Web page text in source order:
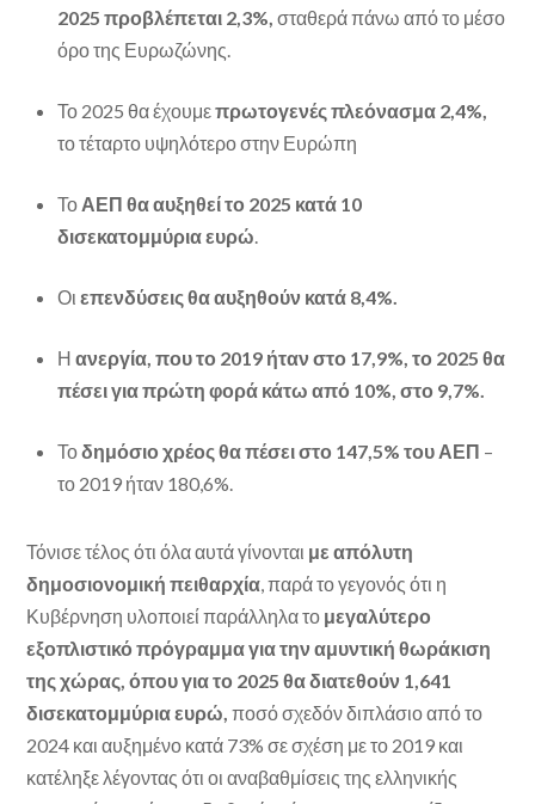
2025 προβλέπεται 2,3%, σταθερά πάνω από το μέσο
όρο της Ευρωζώνης.
Το 2025 θα έχουμεπρωτογενές πλεόνασμα 2,4%,
το τέταρτο υψηλότερο στην Ευρώπη
Το ΑΕΠ θα αυξηθεί το 2025 κατά 10
δισεκατομμύρια ευρώ.
Οι επενδύσεις θα αυξηθούν κατά 8,4%.
Η ανεργία, που το 2019 ήταν στο 17,9%, το 2025 θα
πέσει για πρώτη φορά κάτω από 10%, στο 9,7%.
Τοδημόσιο χρέος θα πέσει στο 147,5% του ΑΕΠ –
το 2019 ήταν 180,6%.
Τόνισε τέλος ότι όλα αυτά γίνονται με απόλυτη
δημοσιονομική πειθαρχία, παρά το γεγονός ότι η
Κυβέρνηση υλοποιεί παράλληλα το μεγαλύτερο
εξοπλιστικό πρόγραμμα για την αμυντική θωράκιση
της χώρας, όπου για το 2025 θα διατεθούν 1,641
δισεκατομμύρια ευρώ,ποσό σχεδόν διπλάσιο από το
2024 και αυξημένο κατά 73% σε σχέση με το 2019 και
κατέληξε λέγοντας ότι οι αναβαθμίσεις της ελληνικής